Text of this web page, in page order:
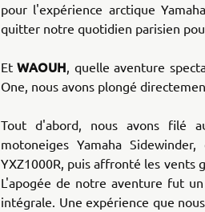
pour l'expérience arctique
quitter notre quotidien parisien
EtWAOUH, quelle aventure
One, nous avons plongé
Tout d'abord, nous avons filé
motoneiges Yamaha
YXZ1000R, puis affronté les vents
L'apogée de notre aventure fut
intégrale. Une expérience que